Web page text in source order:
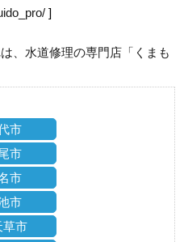
]
、水道修理の専門店「くまも
市
市
市
市
草市